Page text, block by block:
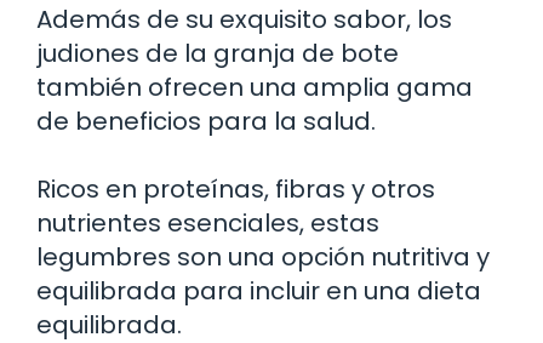
Además de su exquisito sabor, los
judiones de la granja de bote
también ofrecen una amplia gama
de beneficios para la salud.
Ricos en proteínas, fibras y otros
nutrientes esenciales, estas
legumbres son una opción nutritiva y
equilibrada para incluir en una dieta
equilibrada.